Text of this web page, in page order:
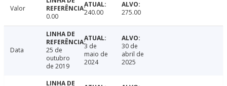
Valor
0.00
240.00 275.00
Data
25 de
outubro
de 2019
3 de
maio de
2024
30 de
abril de
2025